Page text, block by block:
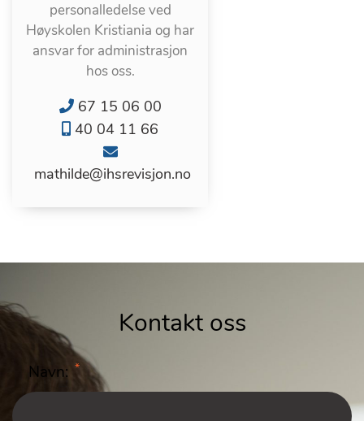
personalledelse ved
Høyskolen Kristiania og har
ansvar for administrasjon
hos oss.
67 15 06 00
40 04 11 66
mathilde@ihsrevisjon.no
Kontakt oss
Navn: *